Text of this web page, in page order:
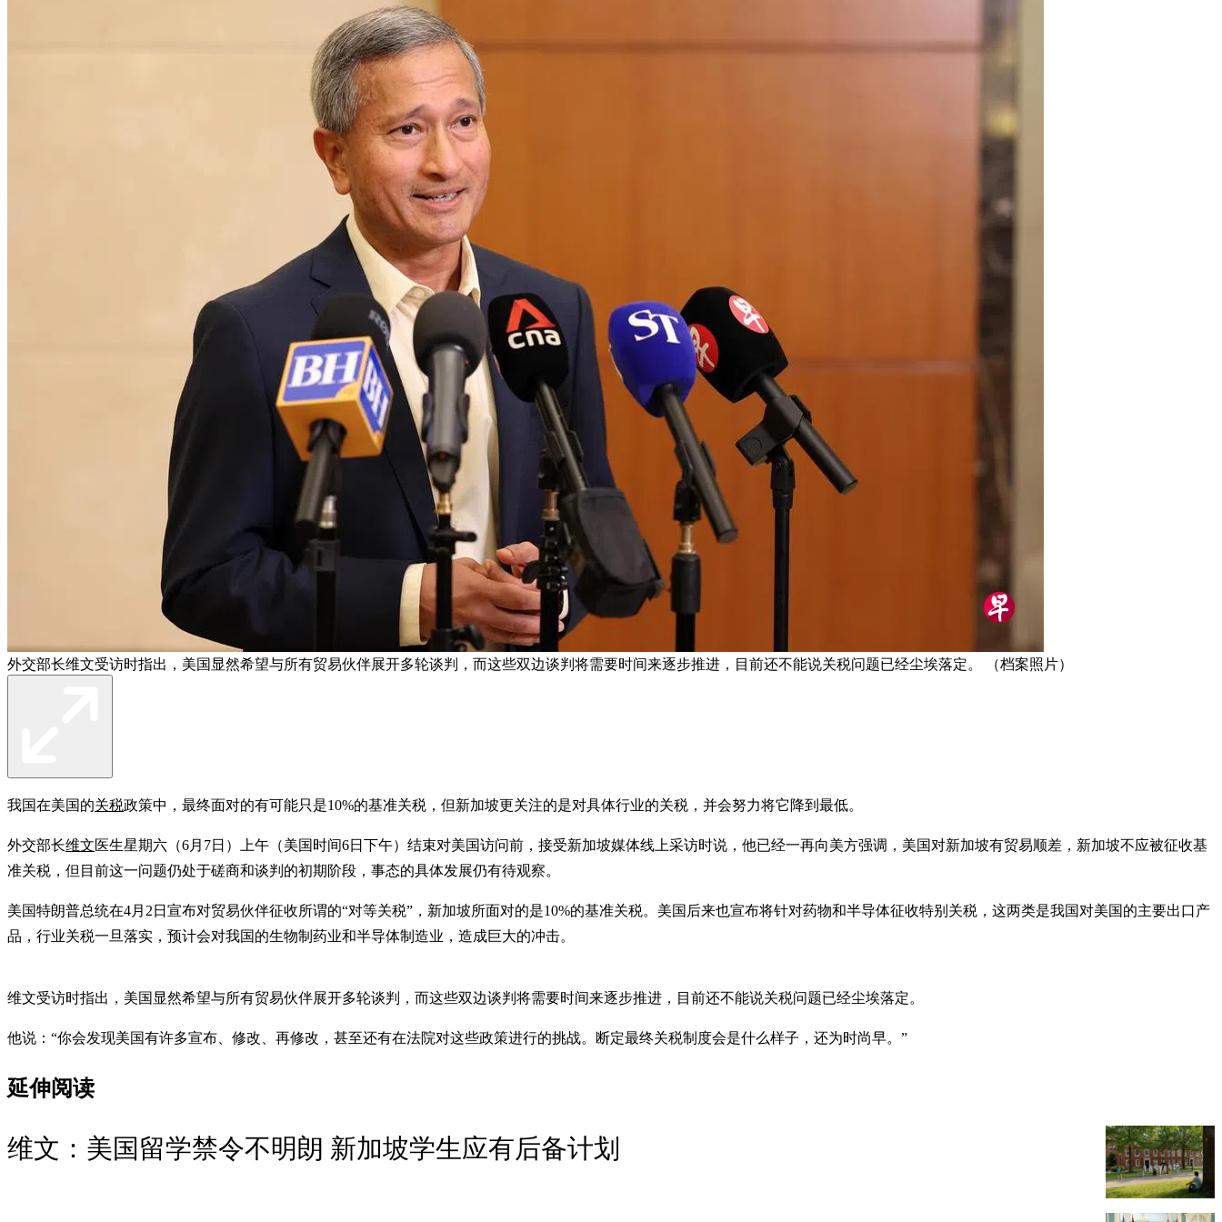
外交部长维文受访时指出，美国显然希望与所有贸易伙伴展开多轮谈判，而这些双边谈判将需要时间来逐步推进，目前还不能说关税问题已经尘埃落定。 （档案照片）
我国在美国的关税政策中，最终面对的有可能只是10%的基准关税，但新加坡更关注的是对具体行业的关税，并会努力将它降到最低。
外交部长维文医生星期六（6月7日）上午（美国时间6日下午）结束对美国访问前，接受新加坡媒体线上采访时说，他已经一再向美方强调，美国对新加坡有贸易顺差，新加坡不应被征收基
准关税，但目前这一问题仍处于磋商和谈判的初期阶段，事态的具体发展仍有待观察。
美国特朗普总统在4月2日宣布对贸易伙伴征收所谓的“对等关税”，新加坡所面对的是10%的基准关税。美国后来也宣布将针对药物和半导体征收特别关税，这两类是我国对美国的主要出口产
品，行业关税一旦落实，预计会对我国的生物制药业和半导体制造业，造成巨大的冲击。
维文受访时指出，美国显然希望与所有贸易伙伴展开多轮谈判，而这些双边谈判将需要时间来逐步推进，目前还不能说关税问题已经尘埃落定。
他说：“你会发现美国有许多宣布、修改、再修改，甚至还有在法院对这些政策进行的挑战。断定最终关税制度会是什么样子，还为时尚早。”
延伸阅读
维文：美国留学禁令不明朗 新加坡学生应有后备计划